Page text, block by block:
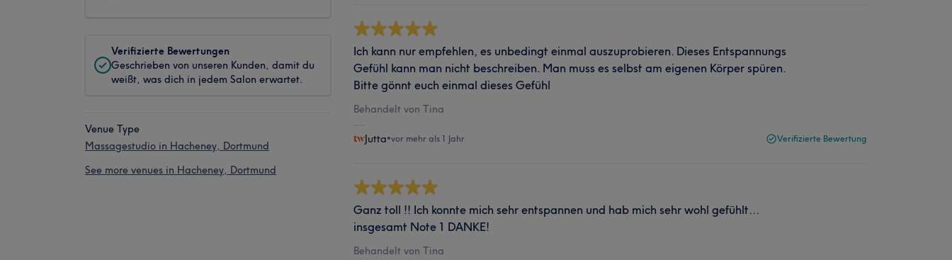
Verifizierte Bewertungen
Geschrieben von unseren Kunden, damit du
weißt, was dich in jedem Salon erwartet.
Venue Type
Massagestudio in Hacheney, Dortmund
See more venues in Hacheney, Dortmund
Ich kann nur empfehlen, es unbedingt einmal auszuprobieren. Dieses Entspannungs
Gefühl kann man nicht beschreiben. Man muss es selbst am eigenen Körper spüren.
Bitte gönnt euch einmal dieses Gefühl
Behandelt von Tina
Jutta•vor mehr als 1 Jahr Verifizierte Bewertung
Ganz toll !! Ich konnte mich sehr entspannen und hab mich sehr wohl gefühlt…
insgesamt Note 1 DANKE!
Behandelt von Tina